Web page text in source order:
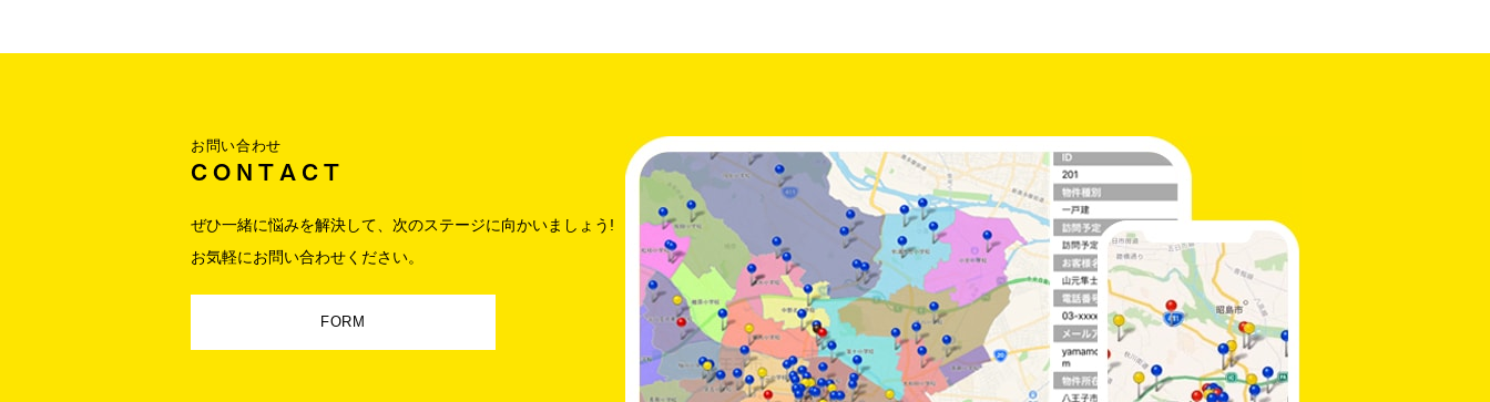
お問い合わせ
C O N T A C T
ぜひ一緒に悩みを解決して、次のステージに向かいましょう!
お気軽にお問い合わせください。
FORM